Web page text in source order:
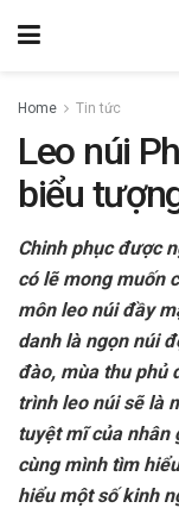
Home Tin tức
Leo núi
biểu
Chinh phục được
có lẽ mong muốn
môn leo núi đầy
danh là ngọn núi
đào, mùa thu phủ
trình leo núi sẽ là
tuyệt mĩ của nhân
cùng mình tìm
hiểu một số kinh